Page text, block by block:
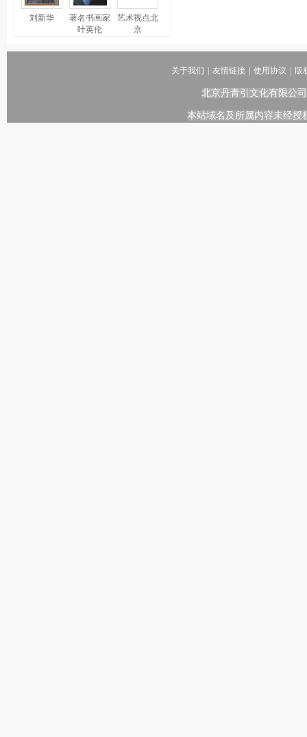
刘新华
著名书画家
叶英伦
艺术视点北
京
关于我们 友情链接 使用协议 版
北京丹青引文化有限公
本站域名及所属内容未经授